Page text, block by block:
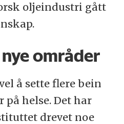
oljeindustri gått
områder
å sette flere bein
på helse. Det har
drevet noe